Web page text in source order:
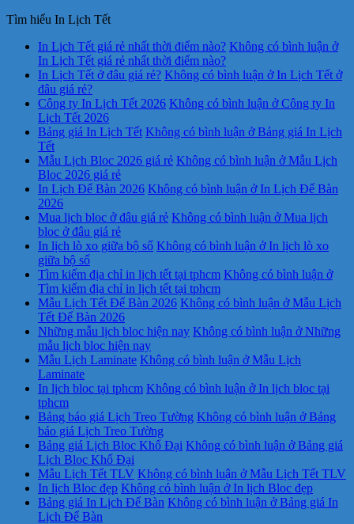
Tìm hiểu In Lịch Tết
In Lịch Tết giá rẻ nhất thời điểm nào? Không có bình luận ở
In Lịch Tết giá rẻ nhất thời điểm nào?
In Lịch Tết ở đâu giá rẻ? Không có bình luận ở In Lịch Tết ở
đâu giá rẻ?
Công ty In Lịch Tết 2026 Không có bình luận ở Công ty In
Lịch Tết 2026
Bảng giá In Lịch Tết Không có bình luận ở Bảng giá In Lịch
Tết
Mẫu Lịch Bloc 2026 giá rẻ Không có bình luận ở Mẫu Lịch
Bloc 2026 giá rẻ
In Lịch Để Bàn 2026 Không có bình luận ở In Lịch Để Bàn
2026
Mua lịch bloc ở đâu giá rẻ Không có bình luận ở Mua lịch
bloc ở đâu giá rẻ
In lịch lò xo giữa bộ số Không có bình luận ở In lịch lò xo
giữa bộ số
Tìm kiếm địa chỉ in lịch tết tại tphcm Không có bình luận ở
Tìm kiếm địa chỉ in lịch tết tại tphcm
Mẫu Lịch Tết Để Bàn 2026 Không có bình luận ở Mẫu Lịch
Tết Để Bàn 2026
Những mẫu lịch bloc hiện nay Không có bình luận ở Những
mẫu lịch bloc hiện nay
Mẫu Lịch Laminate Không có bình luận ở Mẫu Lịch
Laminate
In lịch bloc tại tphcm Không có bình luận ở In lịch bloc tại
tphcm
Bảng báo giá Lịch Treo Tường Không có bình luận ở Bảng
báo giá Lịch Treo Tường
Bảng giá Lịch Bloc Khổ Đại Không có bình luận ở Bảng giá
Lịch Bloc Khổ Đại
Mẫu Lịch Tết TLV Không có bình luận ở Mẫu Lịch Tết TLV
In lịch Bloc đẹp Không có bình luận ở In lịch Bloc đẹp
Bảng giá In Lịch Để Bàn Không có bình luận ở Bảng giá In
Lịch Để Bàn